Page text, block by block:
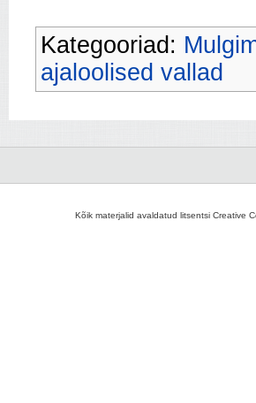
Kategooriad:
ajaloolised vallad
Kõik materjalid avaldatud litsentsi Creative